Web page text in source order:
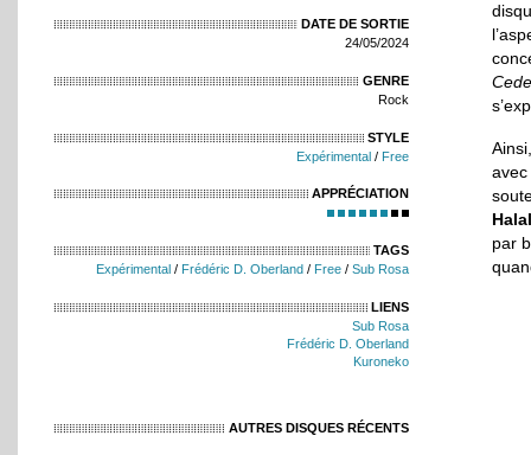
DATE DE SORTIE
24/05/2024
GENRE
Rock
STYLE
Expérimental / Free
APPRÉCIATION
TAGS
Expérimental / Frédéric D. Oberland / Free / Sub Rosa
LIENS
Sub Rosa
Frédéric D. Oberland
Kuroneko
AUTRES DISQUES RÉCENTS
Halal
par